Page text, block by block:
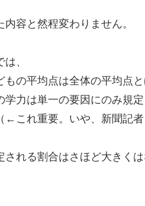
容と然程変わりません。
、
もの平均点は全体の平均点と
学力は単一の要因にのみ規
←これ重要。いや、新聞記
される割合はさほど大きく